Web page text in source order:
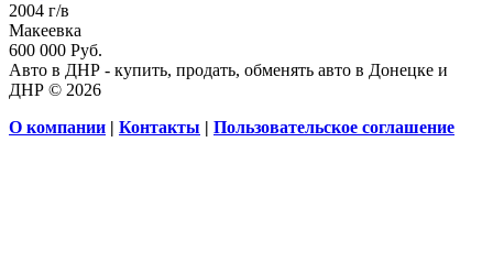
2004 г/в
Макеевка
600 000 Руб.
Авто в ДНР - купить, продать, обменять авто в Донецке и
ДНР © 2026
О компании | Контакты | Пользовательское соглашение